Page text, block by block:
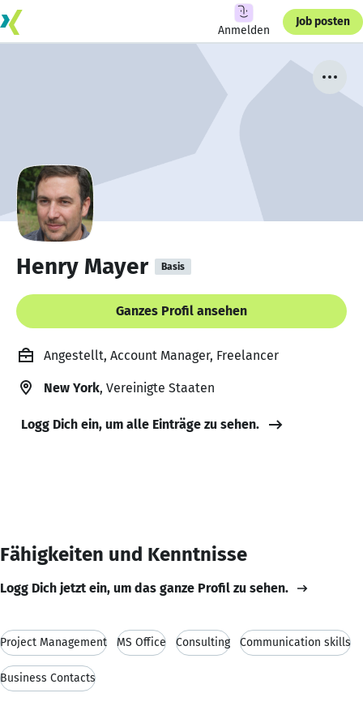
Anmelden
Job posten
Henry Mayer Basis
Ganzes Profil ansehen
Angestellt, Account Manager, Freelancer
New York, Vereinigte Staaten
Logg Dich ein, um alle Einträge zu sehen.
Fähigkeiten und Kenntnisse
Logg Dich jetzt ein, um das ganze Profil zu sehen.
Project Management MS Office Consulting Communication skills
Business Contacts